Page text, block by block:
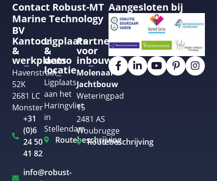
Contact Robust-MT
Marine Technology
BV
Kantoor
&
werkplaats
Havenstraat
52K
2681 LC
Monster
+31
(0)6
24 50
41 82
info@robust-
Ligplaats
&
demo
locatie
Ligplaats
aan het
Haringvliet
in
Stellendam
Routebeschrijving
Partner
voor
inbouw
Molenaar
Jachtbouw
Weteringpad
15
2481 AS
Woubrugge
Routebeschrijving
Aangesloten bij